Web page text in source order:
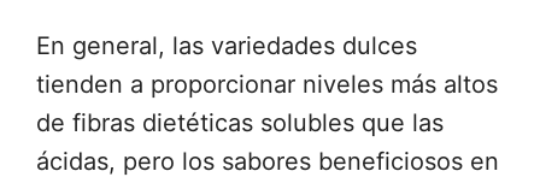
En general, las variedades dulces
tienden a proporcionar niveles más altos
de fibras dietéticas solubles que las
ácidas, pero los sabores beneficiosos en